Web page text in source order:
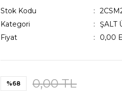
Stok Kodu
Kategori
ŞALT
Fiyat
0,00
%68 0,00 TL